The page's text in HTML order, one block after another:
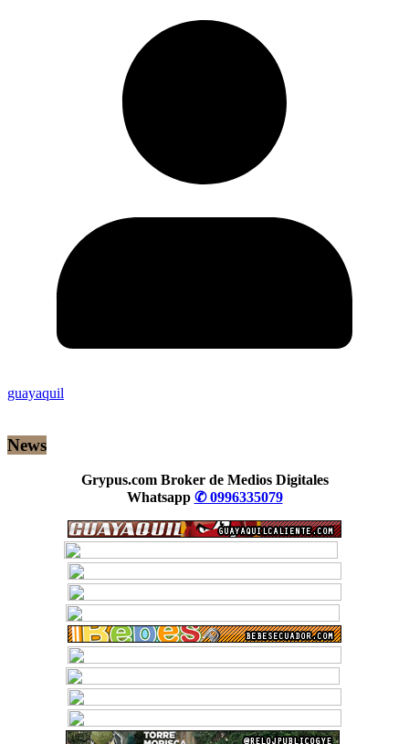
guayaquil
News
Grypus.com Broker de Medios Digitales
Whatsapp ✆ 0996335079